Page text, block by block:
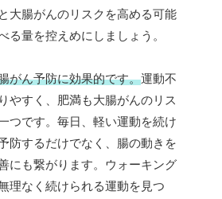
大腸がんのリスクを高める可能
る量を控えめにしましょう。
がん予防に効果的です。運動不
やすく、肥満も大腸がんのリス
つです。毎日、軽い運動を続け
防するだけでなく、腸の動きを
にも繋がります。ウォーキング
理なく続けられる運動を見つ